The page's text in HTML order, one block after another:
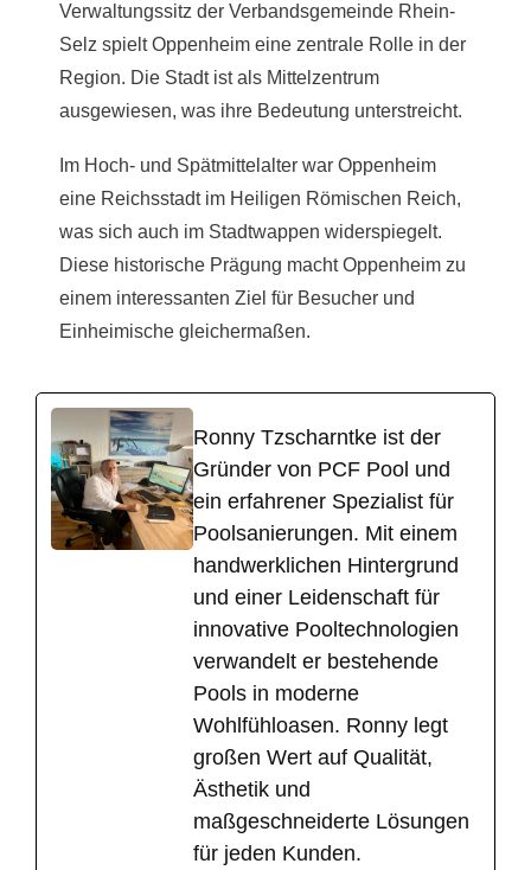
Verwaltungssitz der Verbandsgemeinde Rhein-
Selz spielt Oppenheim eine zentrale Rolle in der
Region. Die Stadt ist als Mittelzentrum
ausgewiesen, was ihre Bedeutung unterstreicht.
Im Hoch- und Spätmittelalter war Oppenheim
eine Reichsstadt im Heiligen Römischen Reich,
was sich auch im Stadtwappen widerspiegelt.
Diese historische Prägung macht Oppenheim zu
einem interessanten Ziel für Besucher und
Einheimische gleichermaßen.
Ronny Tzscharntke ist der
Gründer von PCF Pool und
ein erfahrener Spezialist für
Poolsanierungen. Mit einem
handwerklichen Hintergrund
und einer Leidenschaft für
innovative Pooltechnologien
verwandelt er bestehende
Pools in moderne
Wohlfühloasen. Ronny legt
großen Wert auf Qualität,
Ästhetik und
maßgeschneiderte Lösungen
für jeden Kunden.